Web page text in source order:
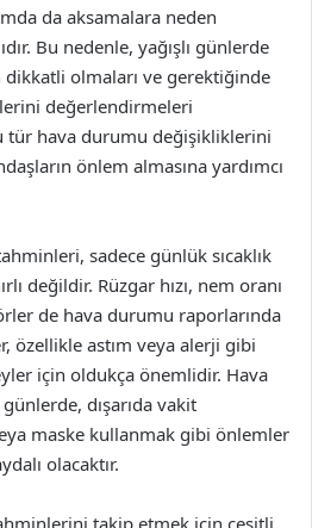
da aksamalara neden
Bu nedenle, yağışlı günlerde
dikkatli olmaları ve gerektiğinde
değerlendirmeleri
tür hava durumu değişikliklerini
önlem almasına yardımcı
sadece günlük sıcaklık
değildir. Rüzgar hızı, nem oranı
de hava durumu raporlarında
özellikle astım veya alerji gibi
için oldukça önemlidir. Hava
dışarıda vakit
maske kullanmak gibi önlemler
olacaktır.
takip etmek için çeşitli